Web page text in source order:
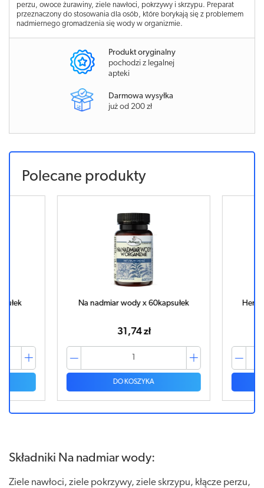
perzu, owoce żurawiny, ziele nawłoci, pokrzywy i skrzypu. Preparat
przeznaczony do stosowania dla osób, które borykają się z problemem
nadmiernego gromadzenia się wody w organizmie.
Produkt oryginalny
pochodzi z legalnej
apteki
Darmowa wysyłka
już od 200 zł
Polecane produkty
Na nadmiar wody x 60kapsułek
31,74 zł
DO KOSZYKA
Składniki Na nadmiar wody:
Ziele nawłoci, ziele pokrzywy, ziele skrzypu, kłącze perzu,